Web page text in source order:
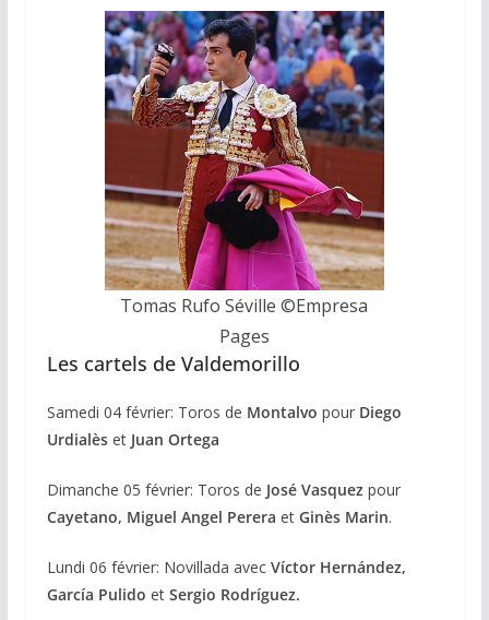
Tomas Rufo Séville ©️Empresa
Pages
Les cartels de Valdemorillo
Samedi 04 février: Toros de Montalvo pour Diego
Urdialèset Juan Ortega
Dimanche 05 février: Toros de José Vasquezpour
Cayetano, Miguel Angel Perera et Ginès Marin.
Lundi 06 février: Novillada avec Víctor Hernández,
García Pulido etSergio Rodríguez.